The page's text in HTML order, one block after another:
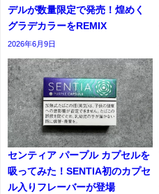
デルが数量限定で発売！煌めく
グラデカラーをREMIX
2026年6月9日
センティア パープル カプセルを
吸ってみた！SENTIA初のカプセ
ル入りフレーバーが登場